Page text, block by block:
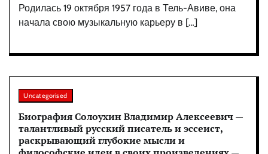
Родилась 19 октября 1957 года в Тель-Авиве, она
начала свою музыкальную карьеру в […]
Uncategorised
Биография Солоухин Владимир Алексеевич —
талантливый русский писатель и эссеист,
раскрывающий глубокие мысли и